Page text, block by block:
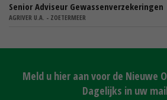
Senior Adviseur Gewassenverzekeringen
AGRIVER U.A. - ZOETERMEER
Meld u hier aan voor de Nieuwe
Dagelijks in uw